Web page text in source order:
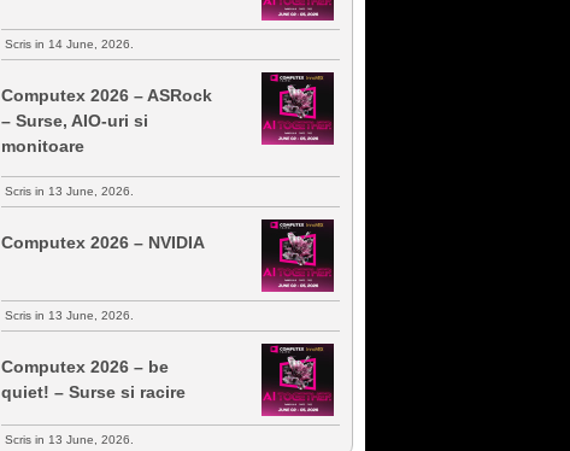
Scris in 14 June, 2026.
Computex 2026 – ASRock
– Surse, AIO-uri si
monitoare
Scris in 13 June, 2026.
Computex 2026 – NVIDIA
Scris in 13 June, 2026.
Computex 2026 – be
quiet! – Surse si racire
Scris in 13 June, 2026.